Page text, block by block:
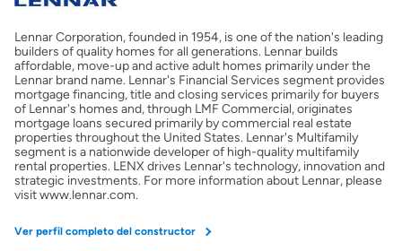
Obtener mi puntaje de crédito
Calcular mi hipoteca
Obtener Aprobación Previa
Preparar mi casa para la venta
Lennar Corporation, founded in 1954, is one of the nation's leading
builders of quality homes for all generations. Lennar builds
affordable, move-up and active adult homes primarily under the
Lennar brand name. Lennar's Financial Services segment provides
mortgage financing, title and closing services primarily for buyers
of Lennar's homes and, through LMF Commercial, originates
mortgage loans secured primarily by commercial real estate
properties throughout the United States. Lennar's Multifamily
segment is a nationwide developer of high-quality multifamily
rental properties. LENX drives Lennar's technology, innovation and
strategic investments. For more information about Lennar, please
visit www.lennar.com.
Ver perfil completo del constructor